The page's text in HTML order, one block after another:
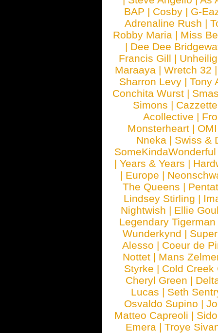
BAP | Cosby | G-
Adrenaline Rush |
Robby Maria | Miss
| Dee Dee
Francis Gill | Unheilig
Maraaya | Wretch 32
Sharron Levy |Tony
Conchita Wurst |
Simons | Cazzette
Acollective |
Monsterheart | OMI
Nneka | Swiss &
SomeKindaWonderful
| Years & Years |
| Europe |
The Queens |
Lindsey Stirling |
Nightwish | Ellie
Legendary Tigerman
Wunderkynd |
Alesso | Coeur de
Nottet | Mans
Styrke | Cold Creek
Cheryl Green |
Lucas | Seth
Osvaldo Supino |
Matteo Capreoli | Sido
Emera | Troye